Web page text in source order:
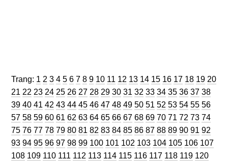
Trang: Trang
1 Trang
2 Trang
3 Trang
4 Trang
5 Trang
6 Trang
7 Trang
8 Trang
9 Trang
10 Trang
11 Trang
12 Trang
13 Trang
14 Trang
15 Trang
16 Trang
17 Trang
18 Trang
19 Trang
20
Trang
21 Trang
22 Trang
23 Trang
24 Trang
25 Trang
26 Trang
27 Trang
28 Trang
29 Trang
30 Trang
31 Trang
32 Trang
33 Trang
34 Trang
35 Trang
36 Trang
37 Trang
38
39 Trang
40 Trang
41 Trang
42 Trang
43 Trang
44 Trang
45 Trang
46 Trang
47 Trang
48 Trang
49 Trang
50 Trang
51 Trang
52 Trang
53 Trang
54 Trang
55 Trang
56
57 Trang
58 Trang
59 Trang
60 Trang
61 Trang
62 Trang
63 Trang
64 Trang
65 Trang
66 Trang
67 Trang
68 Trang
69 Trang
70 Trang
71 Trang
72 Trang
73 Trang
74
75 Trang
76 Trang
77 Trang
78 Trang
79 Trang
80 Trang
81 Trang
82 Trang
83 Trang
84 Trang
85 Trang
86 Trang
87 Trang
88 Trang
89 Trang
90 Trang
91 Trang
92
93 Trang
94 Trang
95 Trang
96 Trang
97 Trang
98 Trang
99 Trang
100 Trang
101 Trang
102 Trang
103 Trang
104 Trang
105 Trang
106 Trang
107
108 Trang
109 Trang
110 Trang
111 Trang
112 Trang
113 Trang
114 Trang
115 Trang
116 Trang
117 Trang
118 Trang
119 Trang
120